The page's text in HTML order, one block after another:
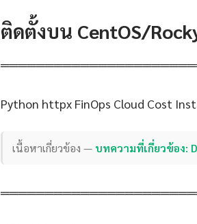
ติดตั้งบน CentOS/
Python httpx FinOps Cloud Cost
เนื้อหาเกี่ยวข้อง — บทความที่เกี่ยวข้อง: